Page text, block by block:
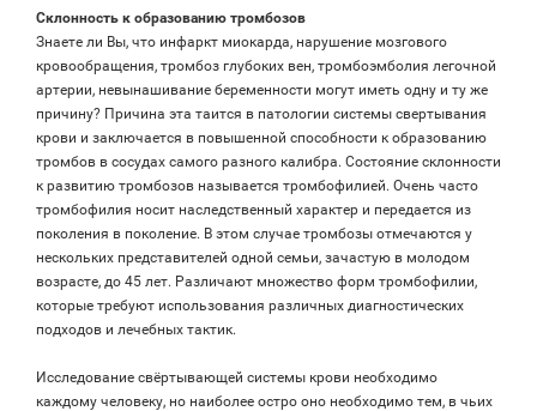
Склонность к образованию тромбозов
Знаете ли Вы, что инфаркт миокарда, нарушение мозгового
кровообращения, тромбоз глубоких вен, тромбоэмболия легочной
артерии, невынашивание беременности могут иметь одну и ту же
причину? Причина эта таится в патологии системы свертывания
крови и заключается в повышенной способности к образованию
тромбов в сосудах самого разного калибра. Состояние склонности
к развитию тромбозов называется тромбофилией. Очень часто
тромбофилия носит наследственный характер и передается из
поколения в поколение. В этом случае тромбозы отмечаются у
нескольких представителей одной семьи, зачастую в молодом
возрасте, до 45 лет. Различают множество форм тромбофилии,
которые требуют использования различных диагностических
подходов и лечебных тактик.
Исследованиe свёртывающей системы крови необходимо
каждому человеку, но наиболее остро оно необходимо тем, в чьих